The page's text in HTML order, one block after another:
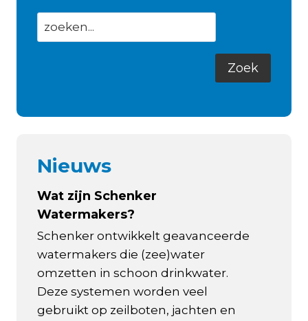
Nieuws
Wat zijn Schenker
Watermakers?
Schenker ontwikkelt geavanceerde
watermakers die (zee)water
omzetten in schoon drinkwater.
Deze systemen worden veel
gebruikt op zeilboten, jachten en